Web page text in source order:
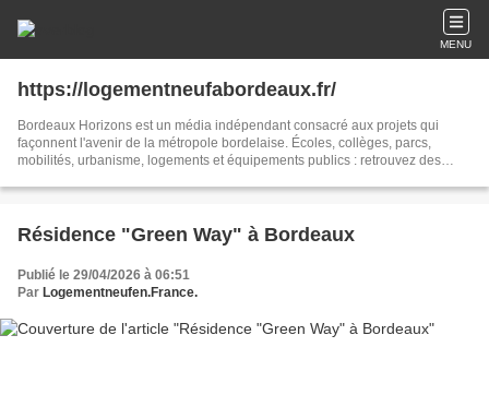
MENU
https://logementneufabordeaux.fr/
Bordeaux Horizons est un média indépendant consacré aux projets qui
façonnent l'avenir de la métropole bordelaise. Écoles, collèges, parcs,
mobilités, urbanisme, logements et équipements publics : retrouvez des
suivre les transformations du territoire.
Résidence "Green Way" à Bordeaux
Publié le 29/04/2026 à 06:51
Par Logementneufen.France.